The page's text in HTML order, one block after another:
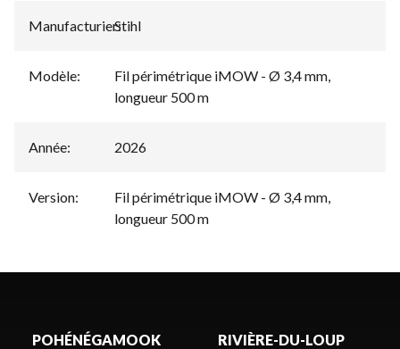
Manufacturier:
Stihl
Modèle:
Fil périmétrique iMOW - Ø 3,4 mm,
longueur 500 m
Année: 2026
Version:
Fil périmétrique iMOW - Ø 3,4 mm,
longueur 500 m
POHÉNÉGAMOOK RIVIÈRE-DU-LOUP